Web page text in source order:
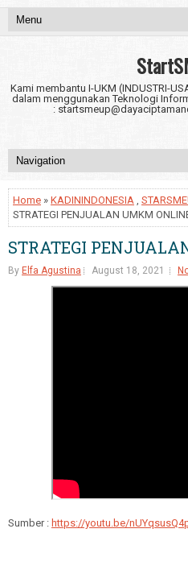
Kami membantu I-UKM (INDUSTRI-
dalam menggunakan Teknologi
:
Home » KADININDONESIA ,
STRATEGI PENJUALAN UMKM
STRATEGI
By Elfa Agustina August 18, 2021
Sumber : https://youtu.be/